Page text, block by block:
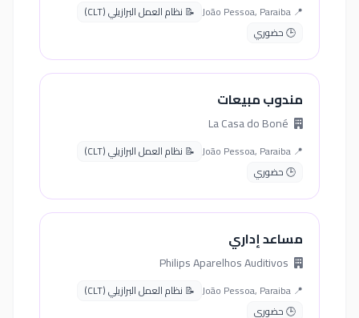
📍 João Pessoa, Paraiba
📝 نظام العمل البرازيلي (CLT)
🕒 حضوري
مندوب مبيعات
📍 João Pessoa, Paraiba
📝 نظام العمل البرازيلي (CLT)
🕒 حضوري
مساعد إداري
📍 João Pessoa, Paraiba
📝 نظام العمل البرازيلي (CLT)
🕒 حضوري